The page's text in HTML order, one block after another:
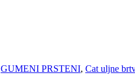
GUMENI PRSTENI, Cat uljne